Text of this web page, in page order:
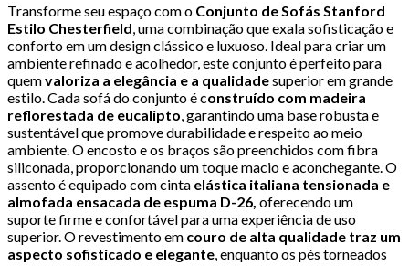
Transforme seu espaço com o Conjunto de Sofás Stanford
Estilo Chesterfield, uma combinação que exala sofisticação e
conforto em um design clássico e luxuoso. Ideal para criar um
ambiente refinado e acolhedor, este conjunto é perfeito para
quemvaloriza a elegância e a qualidadesuperior em grande
estilo. Cada sofá do conjunto é construído com madeira
reflorestada de eucalipto, garantindo uma base robusta e
sustentável que promove durabilidade e respeito ao meio
ambiente. O encosto e os braços são preenchidos com fibra
siliconada, proporcionando um toque macio e aconchegante. O
assento é equipado com cinta elástica italiana tensionada e
almofada ensacada de espuma D-26, oferecendo um
suporte firme e confortável para uma experiência de uso
superior. O revestimento em couro de alta qualidade traz um
aspecto sofisticado e elegante, enquanto os pés torneados